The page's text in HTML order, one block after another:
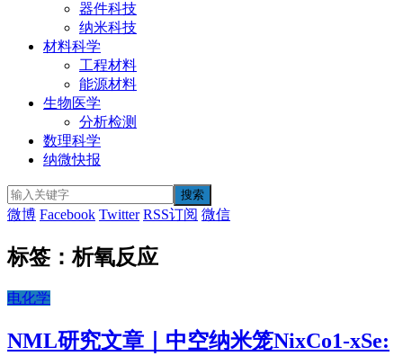
器件科技
纳米科技
材料科学
工程材料
能源材料
生物医学
分析检测
数理科学
纳微快报
微博 Facebook Twitter RSS订阅 微信
标签：析氧反应
电化学
NML研究文章｜中空纳米笼NixCo1-xSe: